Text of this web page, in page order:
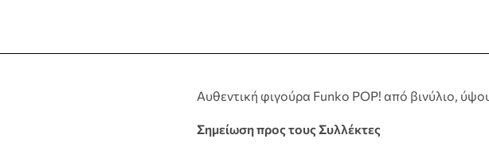
Αυθεντική φιγούρα Funko POP! από βινύλιο,
Σημείωση προς τους Συλλέκτες